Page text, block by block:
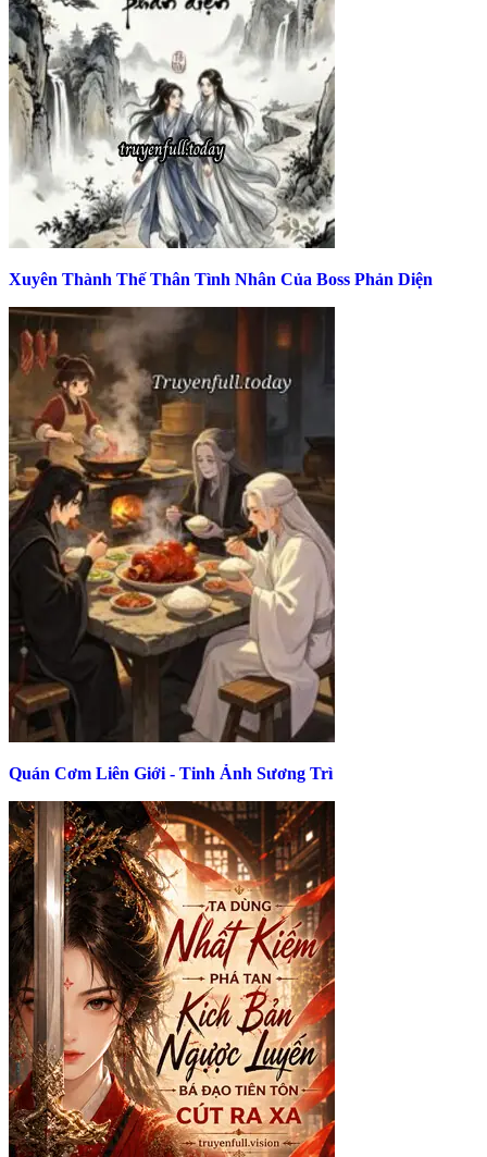
Xuyên Thành Thế Thân Tình Nhân Của Boss Phản Diện
Quán Cơm Liên Giới - Tinh Ảnh Sương Trì